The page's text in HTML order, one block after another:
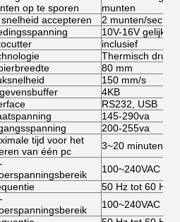
op te sporen
munten
snelheid accepteren
2 munten/sec
10V-16V
inclusief
Thermisch
80 mm
150 mm/s
4KB
RS232, USB
145-290va
200-255va
tijd voor het
van één pc
3~20 minuten
100~240VAC
50 Hz tot 60 Hz
100~240VAC